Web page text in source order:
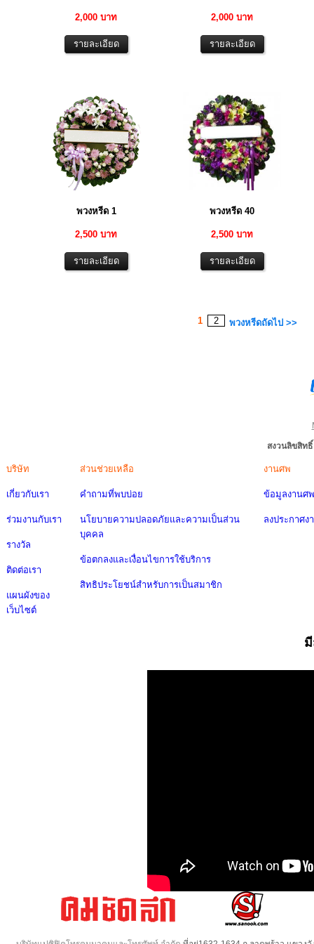
2,000 บาท 2,000 บาท
พวงหรีด 1
2,500 บาท
พวงหรีด 40
2,500 บาท
1 2 พวงหรีดถัดไป >>
สงวนลิขสิท
บริษัท
เกี่ยวกับเรา
ร่วมงานกับเรา
รางวัล
ติดต่อเรา
แผนผังของ
เว็บไซต์
ส่วนช่วยเหลือ
คำถามที่พบบ่อย
นโยบายความปลอดภัยและความเป็นส่วน
บุคคล
ข้อตกลงและเงื่อนไขการใช้บริการ
สิทธิประโยชน์สำหรับการเป็นสมาชิก
งานศพ
ข้อมูลงานศพ
ลงประกาศง